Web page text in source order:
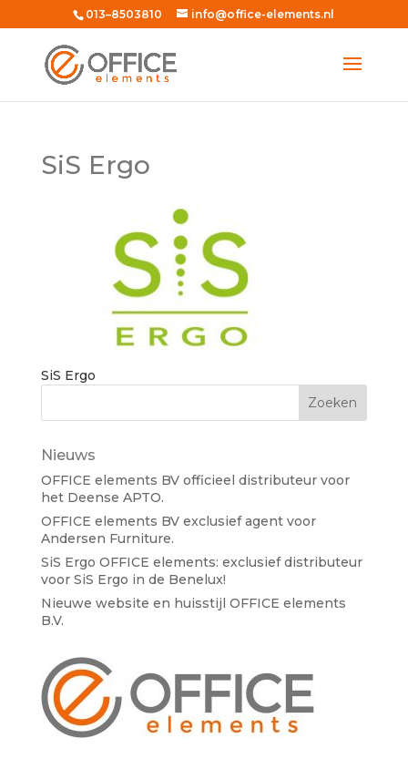
013–8503810 info@office-elements.nl
SiS Ergo
SiS Ergo
Nieuws
OFFICE elements BV officieel distributeur voor
het Deense APTO.
OFFICE elements BV exclusief agent voor
Andersen Furniture.
SiS Ergo OFFICE elements: exclusief distributeur
voor SiS Ergo in de Benelux!
Nieuwe website en huisstijl OFFICE elements
B.V.